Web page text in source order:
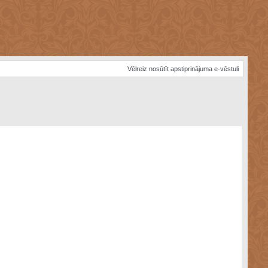
Vēlreiz nosūtīt apstiprinājuma e-vēstuli